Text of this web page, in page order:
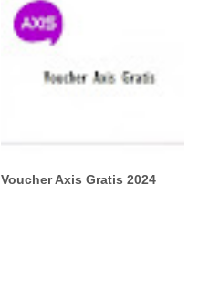
Voucher Axis Gratis 2024